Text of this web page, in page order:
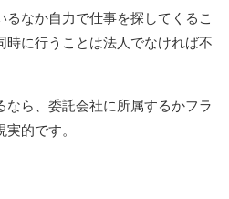
るなか自力で仕事を探してくるこ
時に行うことは法人でなければ不
なら、委託会社に所属するかフラ
的です。